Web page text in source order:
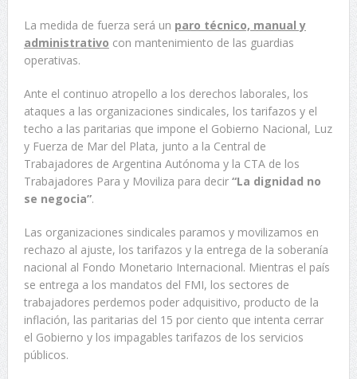
La medida de fuerza será un paro técnico, manual y
administrativo con mantenimiento de las guardias
operativas.
Ante el continuo atropello a los derechos laborales, los
ataques a las organizaciones sindicales, los tarifazos y el
techo a las paritarias que impone el Gobierno Nacional, Luz
y Fuerza de Mar del Plata, junto a la Central de
Trabajadores de Argentina Autónoma y la CTA de los
Trabajadores Para y Moviliza para decir “La dignidad no
se negocia”.
Las organizaciones sindicales paramos y movilizamos en
rechazo al ajuste, los tarifazos y la entrega de la soberanía
nacional al Fondo Monetario Internacional. Mientras el país
se entrega a los mandatos del FMI, los sectores de
trabajadores perdemos poder adquisitivo, producto de la
inflación, las paritarias del 15 por ciento que intenta cerrar
el Gobierno y los impagables tarifazos de los servicios
públicos.